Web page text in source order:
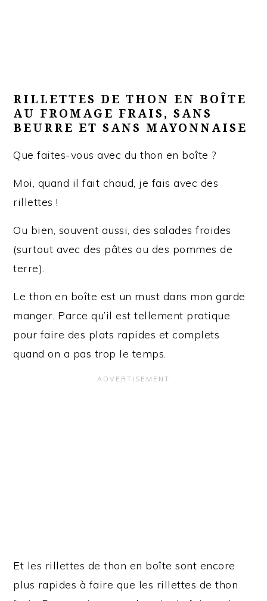
RILLETTES DE THON EN BOÎTE
AU FROMAGE FRAIS, SANS
BEURRE ET SANS MAYONNAISE
Que faites-vous avec du thon en boîte ?
Moi, quand il fait chaud, je fais avec des
rillettes !
Ou bien, souvent aussi, des salades froides
(surtout avec des pâtes ou des pommes de
terre).
Le thon en boîte est un must dans mon garde
manger. Parce qu’il est tellement pratique
pour faire des plats rapides et complets
quand on a pas trop le temps.
Et les rillettes de thon en boîte sont encore
plus rapides à faire que les rillettes de thon